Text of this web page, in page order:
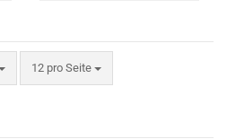
12 pro Seite
pro Seite